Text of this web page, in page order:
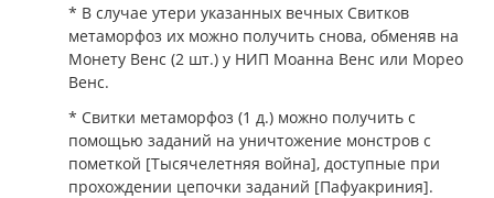
* В случае утери указанных вечных Свитков
метаморфоз их можно получить снова, обменяв на
Монету Венс (2 шт.) у НИП Моанна Венс или Морео
Венс.
* Свитки метаморфоз (1 д.) можно получить с
помощью заданий на уничтожение монстров с
пометкой [Тысячелетняя война], доступные при
прохождении цепочки заданий [Пафуакриния].